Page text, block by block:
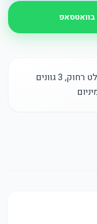
בוואטסאפ
מנורת תקרה LED חכמה עם שלט רחוק, 3 גוונים